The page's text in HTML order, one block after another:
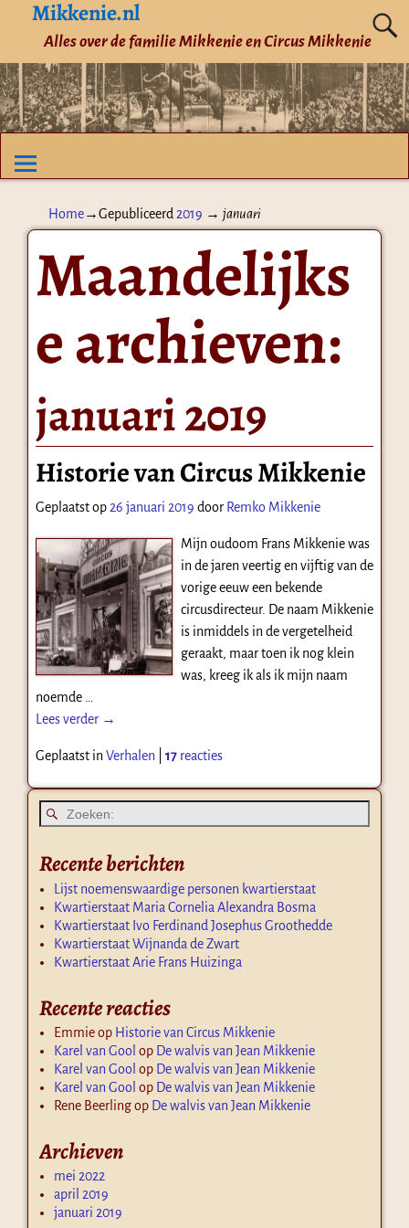
Mikkenie.nl
Alles over de familie Mikkenie en Circus Mikkenie
Home→Gepubliceerd 2019 → januari
Maandelijks
e archieven:
januari 2019
Historie van Circus Mikkenie
Geplaatst op26 januari 2019 door Remko Mikkenie
Mijn oudoom Frans Mikkenie was
in de jaren veertig en vijftig van de
vorige eeuw een bekende
circusdirecteur. De naam Mikkenie
is inmiddels in de vergetelheid
geraakt, maar toen ik nog klein
was, kreeg ik als ik mijn naam
noemde …
Lees verder →
Geplaatst in Verhalen 17reacties
Recente berichten
Lijst noemenswaardige personen kwartierstaat
Kwartierstaat Maria Cornelia Alexandra Bosma
Kwartierstaat Ivo Ferdinand Josephus Groothedde
Kwartierstaat Wijnanda de Zwart
Kwartierstaat Arie Frans Huizinga
Recente reacties
Emmieop Historie van Circus Mikkenie
Karel van Gool op De walvis van Jean Mikkenie
Karel van Gool op De walvis van Jean Mikkenie
Karel van Gool op De walvis van Jean Mikkenie
Rene Beerlingop De walvis van Jean Mikkenie
Archieven
mei 2022
april 2019
januari 2019